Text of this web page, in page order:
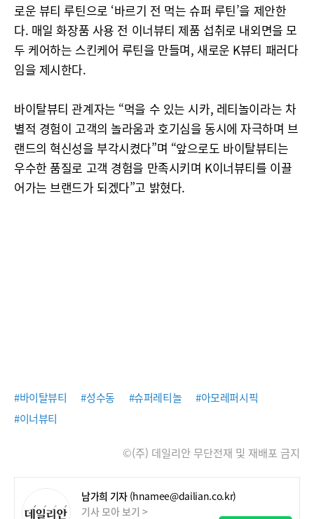
로운 뷰티 루틴으로 ‘바르기 전 먹는 슈퍼 루틴’을 제안한
다. 매일 화장품 사용 전 이너뷰티 제품 섭취로 내외면을 모
두 케어하는 스킨케어 루틴을 만들며, 새로운 K뷰티 패러다
임을 제시한다.
바이탈뷰티 관계자는 “먹을 수 있는 시카, 레티놀이라는 차
별적 경험이 고객의 놀라움과 호기심을 동시에 자극하며 브
랜드의 혁신성을 부각시켰다”며 “앞으로도 바이탈뷰티는
우수한 품질로 고객 경험을 만족시키며 K이너뷰티를 이끌
어가는 브랜드가 되겠다”고 밝혔다.
#바이탈뷰티 #성수동 #슈퍼레티놀
#아모레퍼시픽
#이너뷰티
©(주) 데일리안 무단전재 및 재배포 금지
남가희 기자 (hnamee@dailian.co.kr)
기사 모아 보기 >